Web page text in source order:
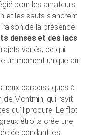
pour les amateurs
et les sauts s’ancrent
de la présence
denses et des lacs
variés, ce qui
un moment unique au
lieux paradisiaques à
Montmin, qui ravit
qu’il procure. Le flot
étroits crée une
pendant les